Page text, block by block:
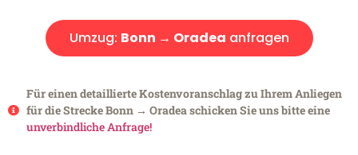
Umzug: Bonn → Oradea anfragen
Für einen detaillierte Kostenvoranschlag zu Ihrem Anliegen
für die Strecke Bonn → Oradea schicken Sie uns bitte eine
unverbindliche Anfrage!